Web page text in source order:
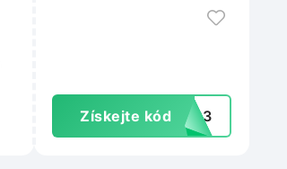
Získejte kódM8B3